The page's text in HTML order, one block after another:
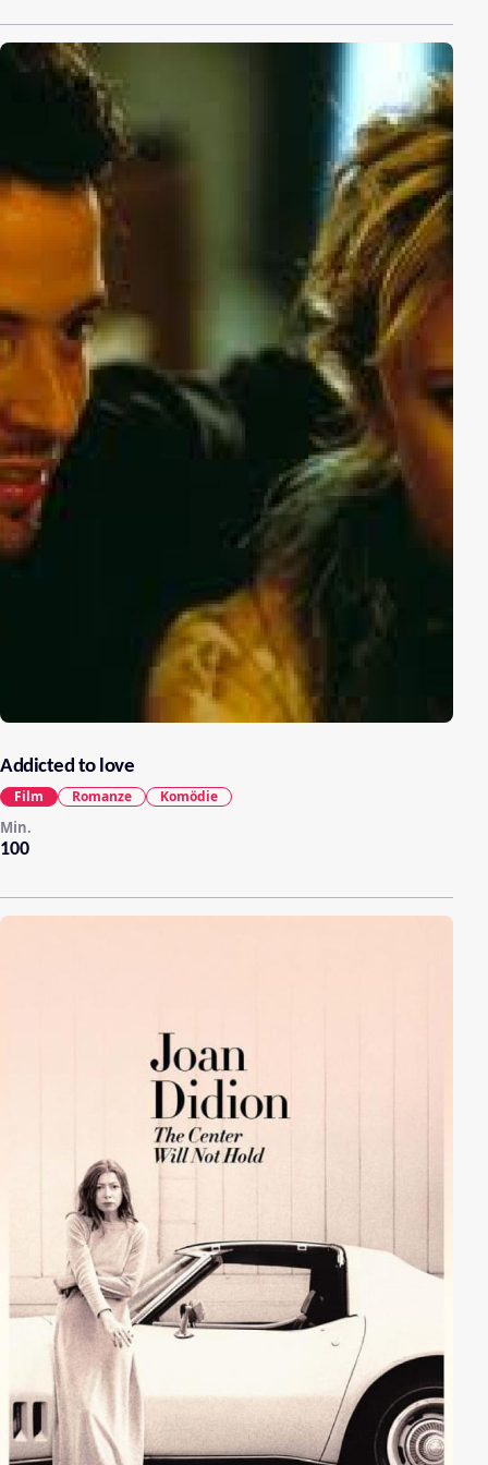
Addicted to love
100
Min.
Film Romanze Komödie